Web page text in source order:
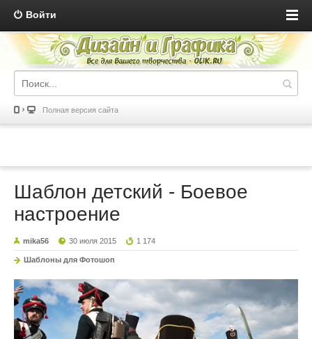
Войти
Полная версия сайта
Шаблон детский - Боевое
настроение
mika56 30 июля 2015 1 174
Шаблоны для Фотошоп